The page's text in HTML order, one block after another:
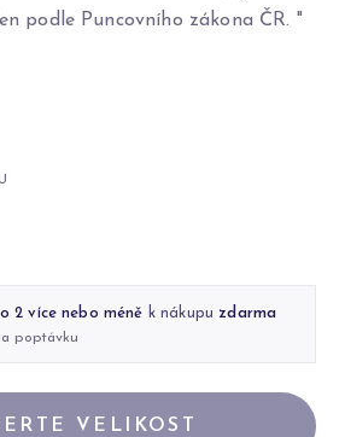
podle Puncovního zákona ČR. "
2 více nebo méně k nákupu zdarma
poptávku
VELIKOST